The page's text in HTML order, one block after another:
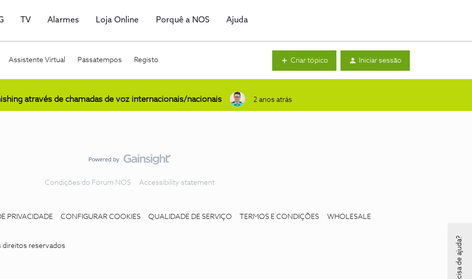
TV Alarmes Loja Online Porquê a NOS Ajuda
Assistente Virtual Passatempos Registo Criar tópico Iniciar sessão
através de chamadas de voz internacionais/nacionais 2 anos atrás
Condições do Fórum NOS Accessibility statement
PRIVACIDADE CONFIGURAR COOKIES QUALIDADE DE SERVIÇO TERMOS E CONDIÇÕES WHOLESALE
direitos reservados Precisa de ajuda?